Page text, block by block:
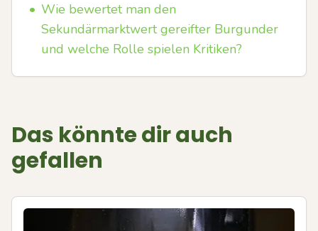
• Wie bewertet man den
Sekundärmarktwert gereifter Burgunder
und welche Rolle spielen Kritiken?
Das könnte dir auch
gefallen